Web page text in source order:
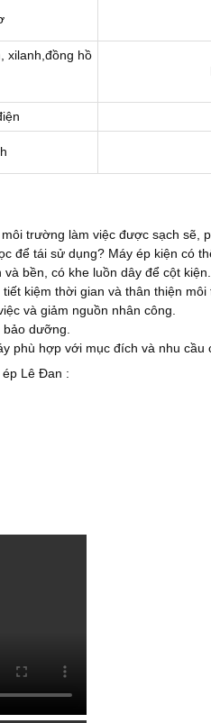
xilanh,đồng hồ
trường làm việc được sạch sẽ,
để tái sử dụng? Máy ép kiện có
bền, có khe luồn dây để cột kiện.
kiệm thời gian và thân thiện môi
và giảm nguồn nhân công.
dưỡng.
phù hợp với mục đích và nhu cầu
Lê Đan :